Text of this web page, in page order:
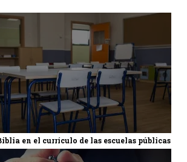
en el currículo de las escuelas públicas